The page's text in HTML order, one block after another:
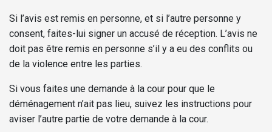
Si l’avis est remis en personne, et si l’autre personne y
consent, faites-lui signer un accusé de réception. L’avis ne
doit pas être remis en personne s’il y a eu des conflits ou
de la violence entre les parties.
Si vous faites une demande à la cour pour que le
déménagement n’ait pas lieu, suivez les instructions pour
aviser l’autre partie de votre demande à la cour.